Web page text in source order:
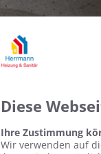
Diese
Ihre Zustimmung
Wir verwenden auf